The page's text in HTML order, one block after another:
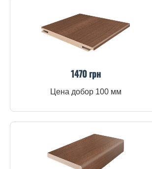
1470 грн
Цена добор 100 мм